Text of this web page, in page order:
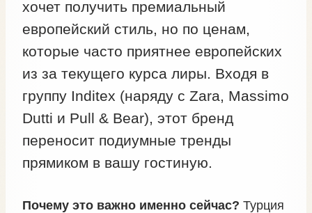
хочет получить премиальный
европейский стиль, но по ценам,
которые часто приятнее европейских
из за текущего курса лиры. Входя в
группу Inditex (наряду с Zara, Massimo
Dutti и Pull & Bear), этот бренд
переносит подиумные тренды
прямиком в вашу гостиную.
Почему это важно именно сейчас? Турция